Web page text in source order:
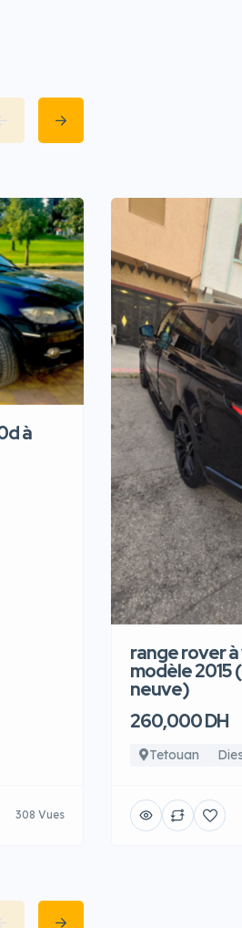
à
308 Vues
range rover
modèle 2015
neuve)
260,000 DH
Tetouan